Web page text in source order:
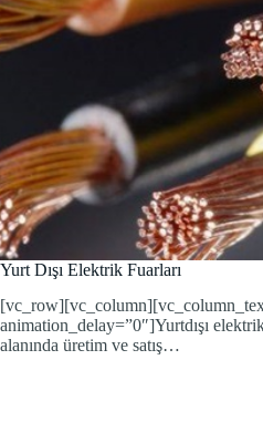
Yurt Dışı Elektrik Fuarları
animation_delay=”0″]Yurtdışı
alanında üretim ve satış…